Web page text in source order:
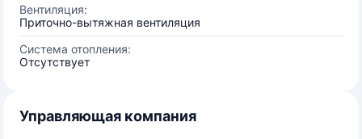
Вентиляция:
Приточно-вытяжная вентиляция
Система отопления:
Отсутствует
Управляющая компания